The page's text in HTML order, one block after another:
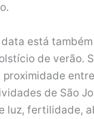
está
de verão.
de São
luz, fertilidade,